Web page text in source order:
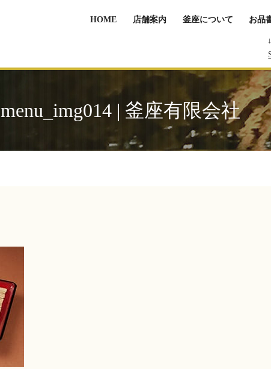
HOME 店舗案内 釜座について お品
menu_img014 | 釜座有限会社